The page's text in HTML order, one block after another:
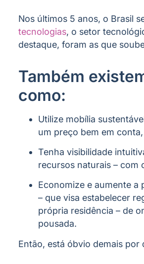
Nos últimos 5 anos, o Brasil
tecnologias, o setor
destaque, foram as que
Também
como:
Utilize mobília
um preço bem em
Tenha visibilidade
recursos naturais – com
Economize e aumente
– que visa estabelecer
própria residência – de
pousada.
Então, está óbvio demais